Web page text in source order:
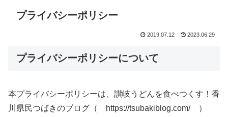
プライバシーポリシー
2019.07.12 2023.06.29
プライバシーポリシーについて
本プライバシーポリシーは、讃岐うどんを食べつくす！香
川県民つばきのブログ（ https://tsubakiblog.com/ ）